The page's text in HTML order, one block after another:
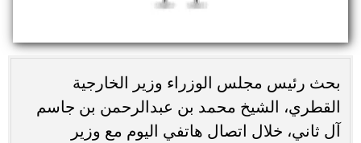
بحث رئيس مجلس الوزراء وزير الخارجية
القطري، الشيخ محمد بن عبدالرحمن بن جاسم
آل ثاني، خلال اتصال هاتفي اليوم مع وزير